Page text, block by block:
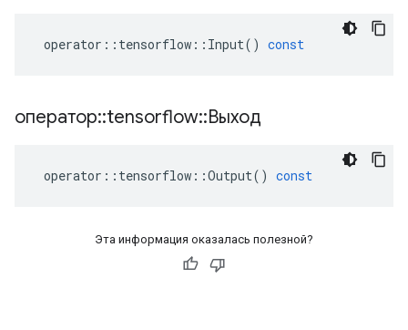
operator :: tensorflow :: Input() const
оператор::tensorflow::Выход
operator :: tensorflow ::Output() const
Эта информация оказалась полезной?